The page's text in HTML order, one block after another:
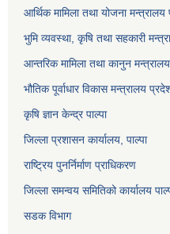
आर्थिक मामिला तथा योजना
भुमि व्यवस्था, कृषि तथा सहकारी
आन्तरिक मामिला तथा कानुन
भौतिक पूर्वाधार विकास मन्त्रालय
कृषि ज्ञान केन्द्र पाल्पा
जिल्ला प्रशासन कार्यालय, पाल्पा
राष्ट्रिय पुनर्निर्माण प्राधिकरण
जिल्ला समन्वय समितिको कार्यालय
सडक विभाग